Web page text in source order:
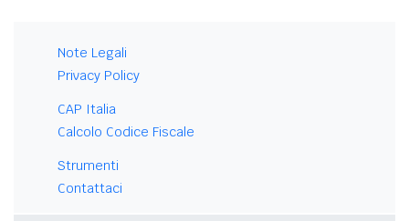
Note Legali
Privacy Policy
CAP Italia
Calcolo Codice Fiscale
Strumenti
Contattaci